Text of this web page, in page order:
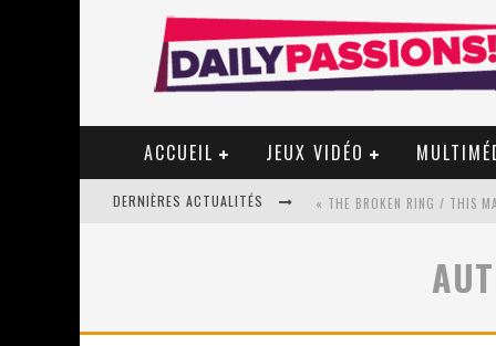
ACCUEIL JEUX VIDÉO
DERNIÈRES ACTUALITÉS